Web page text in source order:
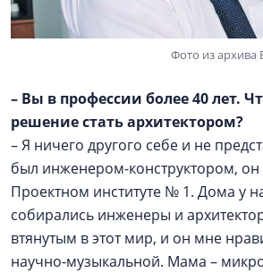
Фото из архива
– Вы в профессии более 40 лет.
решение стать архитектором?
– Я ничего другого себе и не
был инженером-конструктором, он
Проектном институте № 1. Дома у
собирались инженеры и
втянутым в этот мир, и он мне
научно-музыкальной. Мама –